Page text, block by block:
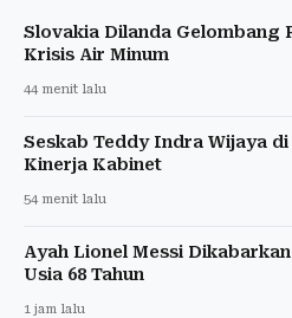
Slovakia Dilanda Gelombang
Krisis Air Minum
44 menit lalu
Seskab Teddy Indra Wijaya
Kinerja Kabinet
54 menit lalu
Ayah Lionel Messi
Usia 68 Tahun
1 jam lalu